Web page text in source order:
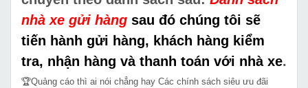
nhà xe gửi hàng sau đó chúng tôi sẽ
tiến hành gửi hàng, khách hàng kiểm
tra, nhận hàng và thanh toán với nhà xe.
🏆Quảng cáo thì ai nói chẳng hay Các chính sách siêu ưu đãi